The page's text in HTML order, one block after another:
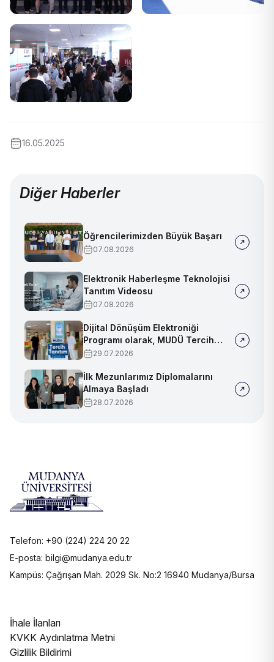
16.05.2025
Diğer Haberler
Öğrencilerimizden Büyük Başarı
07.08.2026
Elektronik Haberleşme Teknolojisi
Tanıtım Videosu
07.08.2026
Dijital Dönüşüm Elektroniği
Programı olarak, MUDÜ Tercih
Tanıtım Günleri'nde biz de
29.07.2026
İlk Mezunlarımız Diplomalarını
Almaya Başladı
28.07.2026
Telefon: +90 (224) 224 20 22
E-posta: bilgi@mudanya.edu.tr
Kampüs: Çağrışan Mah. 2029 Sk. No:2 16940 Mudanya/Bursa
İhale İlanları
KVKK Aydınlatma Metni
Gizlilik Bildirimi